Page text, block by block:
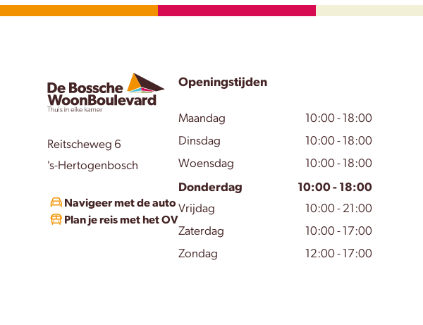
Reitscheweg 6
's-Hertogenbosch
Navigeer met de auto
Plan je reis met het OV
Openingstijden
Maandag
10:00 - 18:00
Dinsdag
10:00 - 18:00
Woensdag
10:00 - 18:00
Donderdag 10:00 - 18:00
Vrijdag
10:00 - 21:00
Zaterdag
10:00 - 17:00
Zondag
12:00 - 17:00